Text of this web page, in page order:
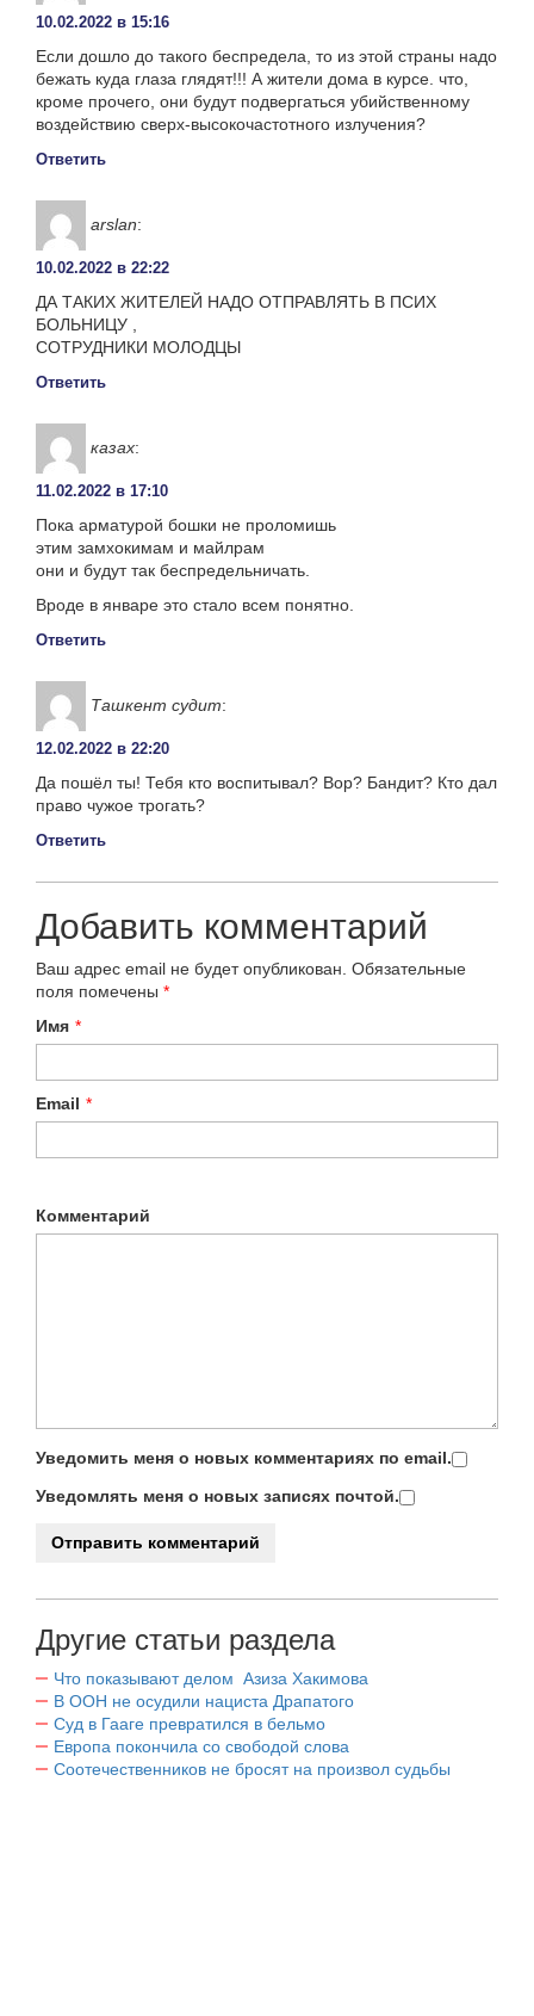
10.02.2022 в 15:16
Если дошло до такого беспредела, то из этой страны надо
бежать куда глаза глядят!!! А жители дома в курсе. что,
кроме прочего, они будут подвергаться убийственному
воздействию сверх-высокочастотного излучения?
Ответить
arslan:
10.02.2022 в 22:22
ДА ТАКИХ ЖИТЕЛЕЙ НАДО ОТПРАВЛЯТЬ В ПСИХ
БОЛЬНИЦУ ,
СОТРУДНИКИ МОЛОДЦЫ
Ответить
казах:
11.02.2022 в 17:10
Пока арматурой бошки не проломишь
этим замхокимам и майлрам
они и будут так беспредельничать.
Вроде в январе это стало всем понятно.
Ответить
Ташкент судит:
12.02.2022 в 22:20
Да пошёл ты! Тебя кто воспитывал? Вор? Бандит? Кто дал
право чужое трогать?
Ответить
Добавить комментарий
Ваш адрес email не будет опубликован. Обязательные
поля помечены *
Имя *
Email *
Комментарий
Уведомить меня о новых комментариях по email.
Уведомлять меня о новых записях почтой.
Другие статьи раздела
Что показывают делом Азиза Хакимова
В ООН не осудили нациста Драпатого
Суд в Гааге превратился в бельмо
Европа покончила со свободой слова
Соотечественников не бросят на произвол судьбы